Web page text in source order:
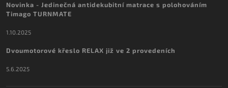
Novinka - Jedinečná antidekubitní matrace s polohováním
Timago TURNMATE
1.10.2025
Dvoumotorové křeslo RELAX již ve 2 provedeních
5.6.2025